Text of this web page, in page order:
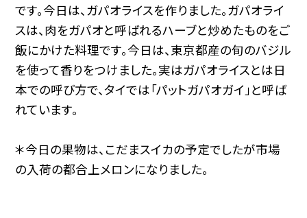
です。今日は、ガパオライスを作りました。ガパオライ
スは、肉をガパオと呼ばれるハーブと炒めたものをご
飯にかけた料理です。今日は、東京都産の旬のバジル
を使って香りをつけました。実はガパオライスとは日
本での呼び方で、タイでは「パットガパオガイ」と呼ば
れています。
＊今日の果物は、こだまスイカの予定でしたが市場
の入荷の都合上メロンになりました。